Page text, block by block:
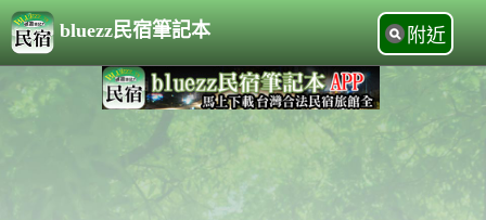
bluezz民宿筆記本 附近